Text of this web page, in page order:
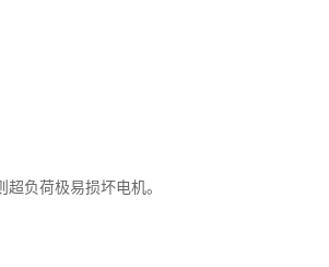
负荷极易损坏电机。